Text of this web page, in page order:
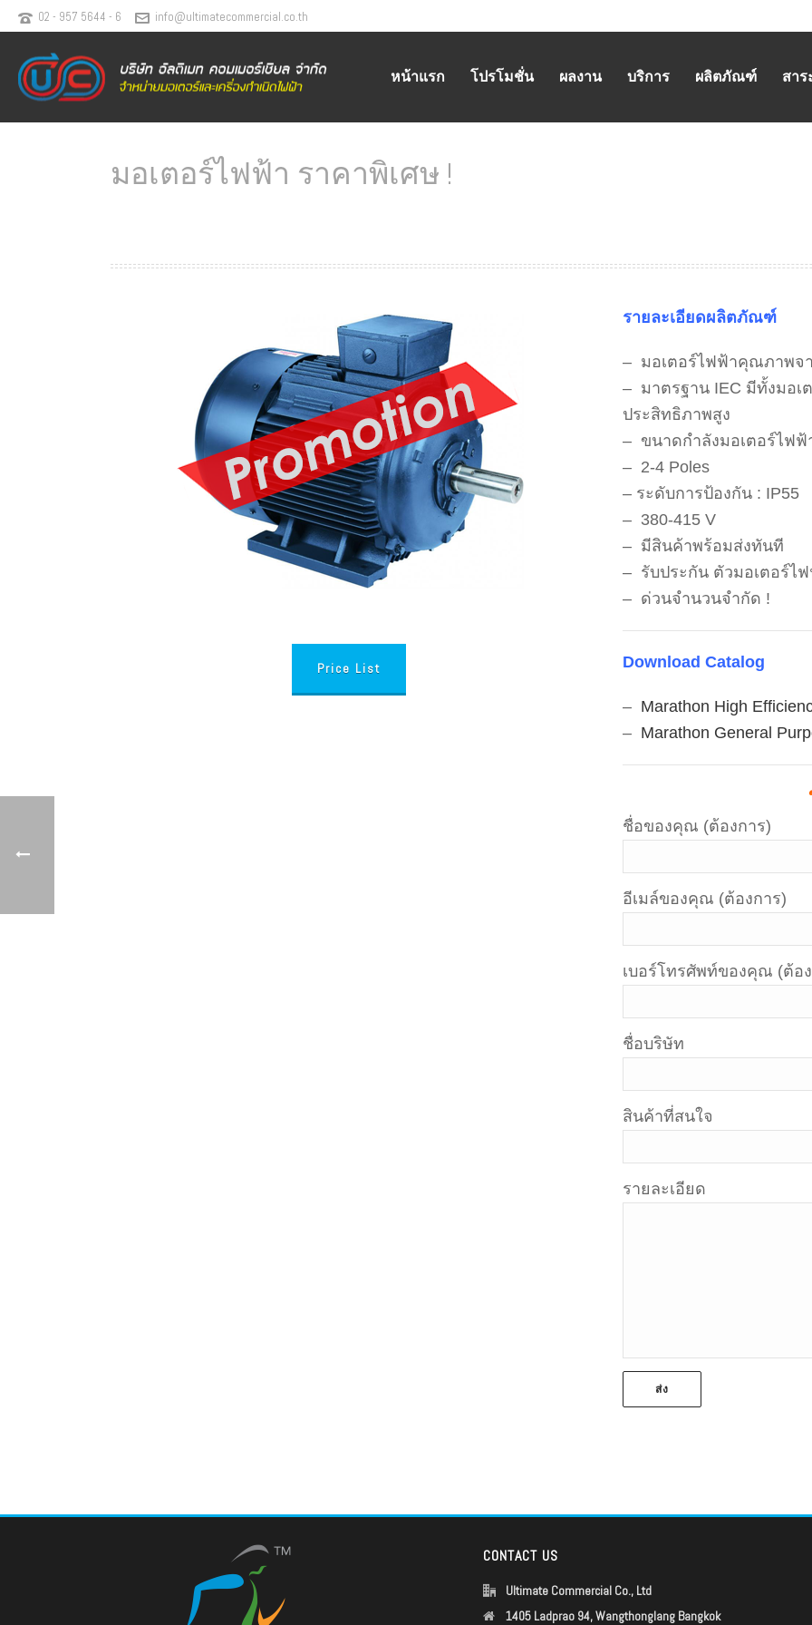
02 - 957 5644 - 6 info@ultimatecommercial.co.th
หน้าแรก โปรโมชั่น ผลงาน บริการ ผลิตภัณฑ์ สาร
มอเตอร์ไฟฟ้า ราคาพิเศษ !
Price List
รายละเอียดผลิตภัณฑ์
– มอเตอร์ไฟฟ้าคุณภาพจา
– มาตรฐาน IEC มีทั้งมอเ
ประสิทธิภาพสูง
– ขนาดกำลังมอเตอร์ไฟฟ้
– 2-4 Poles
– ระดับการป้องกัน : IP55
– 380-415 V
– มีสินค้าพร้อมส่งทันที
– รับประกัน ตัวมอเตอร์ไฟ
– ด่วนจำนวนจำกัด !
Download Catalog
– Marathon High
– Marathon General
ชื่อของคุณ (ต้องการ)
อีเมล์ของคุณ (ต้องการ)
เบอร์โทรศัพท์ของคุณ (ต้อ
ชื่อบริษัท
สินค้าที่สนใจ
รายละเอียด
CONTACT US
Ultimate Commercial Co., Ltd
1405 Ladprao 94, Wangthonglang Bangkok